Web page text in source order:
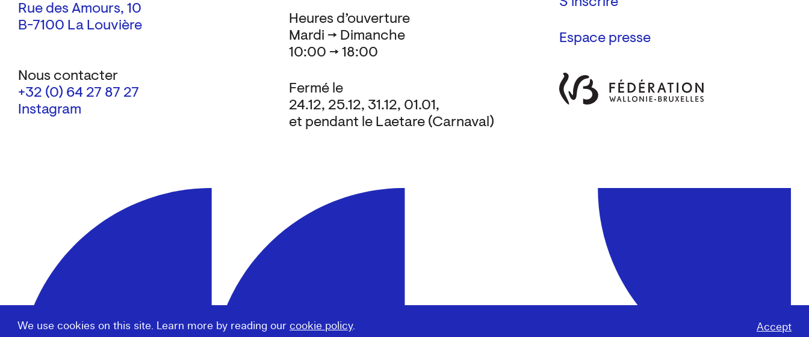
We use cookies on this site. Learn more by reading our cookie policy. Accept
Rue des Amours, 10
B-7100 La Louvière
Nous contacter
+32 (0) 64 27 87 27
Instagram
Espace presse
Heures d’ouverture
Mardi → Dimanche
10:00 → 18:00
Fermé le
24.12, 25.12, 31.12, 01.01,
et pendant le Laetare (Carnaval)